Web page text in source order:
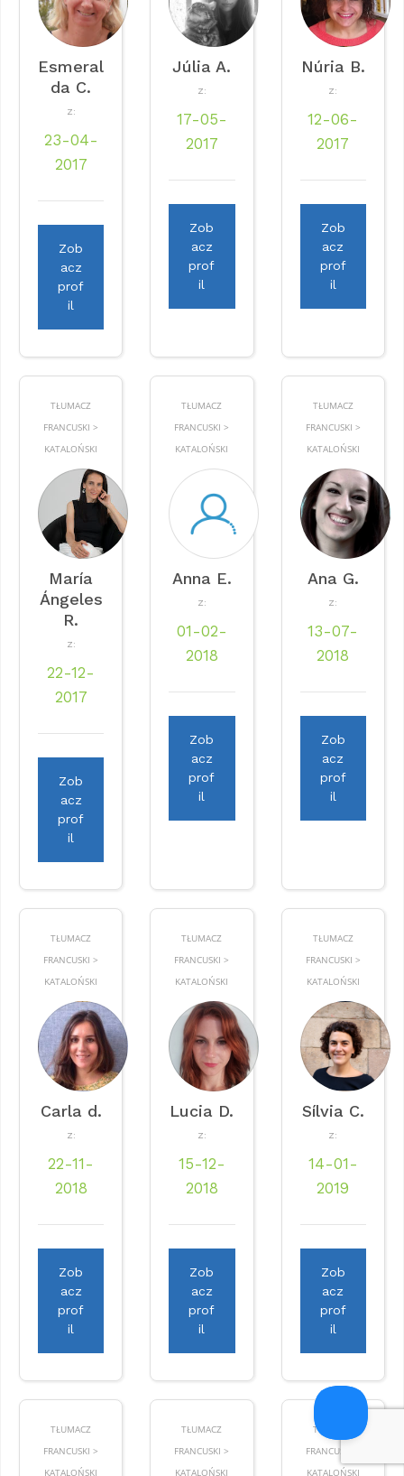
Esmeral
da C.
Z:
23-04-
2017
Zob
acz
prof
il
Júlia A.
Z:
17-05-
2017
Zob
acz
prof
il
Núria B.
Z:
12-06-
2017
Zob
acz
prof
il
TŁUMACZ
FRANCUSKI >
KATALOŃSKI
María
Ángeles
R.
Z:
22-12-
2017
Zob
acz
prof
il
TŁUMACZ
FRANCUSKI >
KATALOŃSKI
Anna E.
Z:
01-02-
2018
Zob
acz
prof
il
TŁUMACZ
FRANCUSKI >
KATALOŃSKI
Ana G.
Z:
13-07-
2018
Zob
acz
prof
il
TŁUMACZ
FRANCUSKI >
KATALOŃSKI
Carla d.
Z:
22-11-
2018
Zob
acz
prof
il
TŁUMACZ
FRANCUSKI >
KATALOŃSKI
Lucia D.
Z:
15-12-
2018
Zob
acz
prof
il
TŁUMACZ
FRANCUSKI >
KATALOŃSKI
Sílvia C.
Z:
14-01-
2019
Zob
acz
prof
il
TŁUMACZ
FRANCUSKI >
KATALOŃSKI
TŁUMACZ
FRANCUSKI >
KATALOŃSKI
TŁUMACZ
FRANCUSKI >
KATALOŃSKI